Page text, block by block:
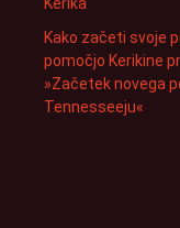
Kerika
Kako začeti svoje
pomočjo Kerikine
»Začetek novega
Tennesseeju«